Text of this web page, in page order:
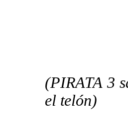
porque
donde
el
¡ES
(PIRATA 3
el telón)